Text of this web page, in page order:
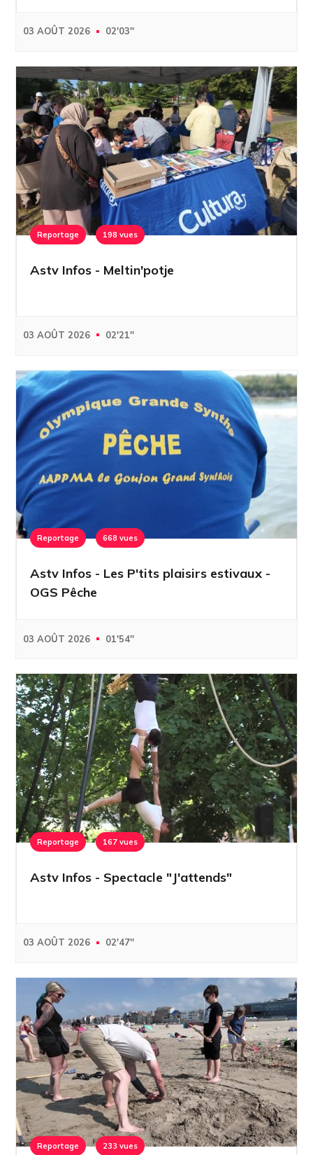
03 AOÛT 2026 02'03''
Reportage 198 vues
Astv Infos - Meltin'potje
03 AOÛT 2026 02'21''
Reportage 668 vues
Astv Infos - Les P'tits plaisirs estivaux -
OGS Pêche
03 AOÛT 2026 01'54''
Reportage 167 vues
Astv Infos - Spectacle "J'attends"
03 AOÛT 2026 02'47''
Reportage 233 vues